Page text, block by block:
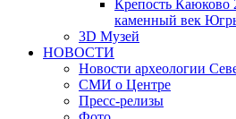
Крепость Каюково
каменный век
3D Музей
НОВОСТИ
Новости археологии
СМИ о Центре
Пресс-релизы